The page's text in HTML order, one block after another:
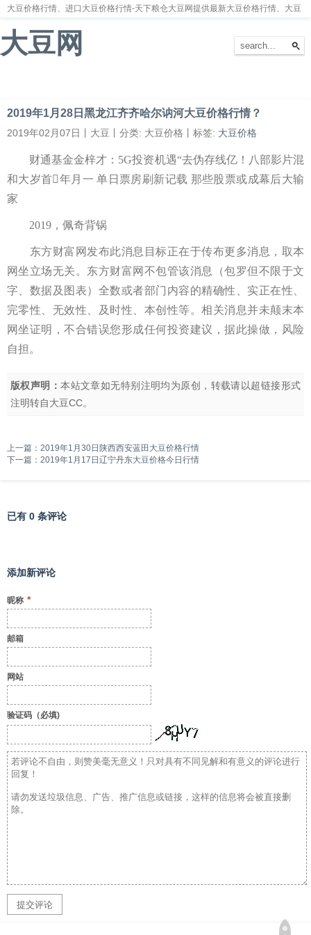
大豆价格行情、进口大豆价格行情-天下粮仓大豆网提供最新大豆价格行情、大豆
大豆网
2019年1月28日黑龙江齐齐哈尔讷河大豆价格行情？
2019年02月07日丨大豆丨分类: 大豆价格丨标签: 大豆价格
财通基金金梓才：5G投资机遇“去伪存线亿！八部影片混
和大岁首年月一 单日票房刷新记载 那些股票或成幕后大输
家
2019，佩奇背锅
东方财富网发布此消息目标正在于传布更多消息，取本
网坐立场无关。东方财富网不包管该消息（包罗但不限于文
字、数据及图表）全数或者部门内容的精确性、实正在性、
完零性、无效性、及时性、本创性等。相关消息并未颠末本
网坐证明，不合错误您形成任何投资建议，据此操做，风险
自担。
版权声明：本站文章如无特别注明均为原创，转载请以超链接形式
注明转自大豆CC。
上一篇： 2019年1月30日陕西西安蓝田大豆价格行情
下一篇： 2019年1月17日辽宁丹东大豆价格今日行情
已有 0 条评论
添加新评论
昵称 *
邮箱
网站
验证码（必填)